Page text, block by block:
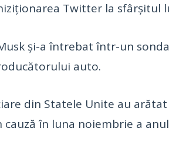
Twitter la sfârșitul
și-a întrebat într-un
auto.
din Statele Unite au arătat
în luna noiembrie a